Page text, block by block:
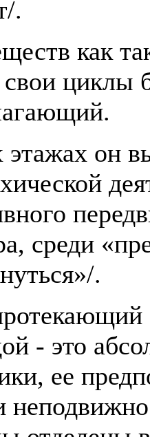
.
как
свои циклы
он
среди
.
- это
ее